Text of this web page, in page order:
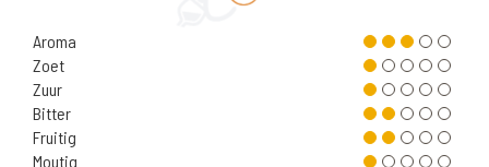
Aroma
Zoet
Zuur
Bitter
Fruitig
Moutig